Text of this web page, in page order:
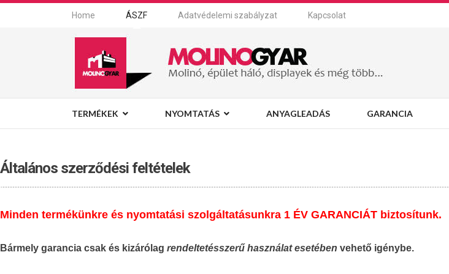
Home ÁSZF Adatvédelemi szabályzat Kapcsolat
TERMÉKEK NYOMTATÁS ANYAGLEADÁS GARANCIA
Általános szerződési feltételek
Minden termékünkre és nyomtatási szolgáltatásunkra 1 ÉV GARANCIÁT biztosítunk.
Bármely garancia csak és kizárólag rendeltetésszerű használat esetében vehető igénybe.